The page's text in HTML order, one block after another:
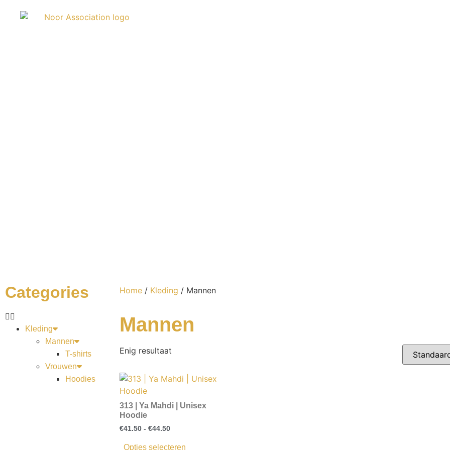
Categories
Kleding
Mannen
T-shirts
Vrouwen
Hoodies
Home/ Kleding / Mannen
Mannen
Enig resultaat
313 | Ya Mahdi | Unisex
Hoodie
€41.50 - €44.50
Opties selecteren